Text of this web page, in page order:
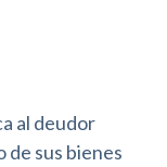
al deudor
sus bienes